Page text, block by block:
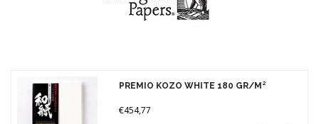
PREMIO KOZO WHITE 180 GR/M²
€454,77